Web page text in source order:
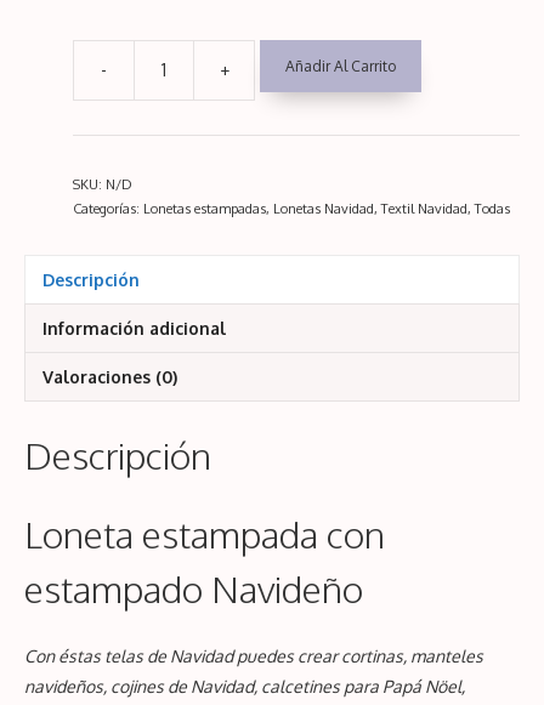
-
estampada.
+ Añadir Al Carrito
SKU: N/D
Categorías: Lonetas estampadas, Lonetas Navidad,Textil Navidad,Todas
Descripción
Información adicional
Valoraciones (0)
Descripción
Loneta estampada con
estampado Navideño
Con éstas telas de Navidad puedes crear cortinas, manteles
navideños, cojines de Navidad, calcetines para Papá Nöel,